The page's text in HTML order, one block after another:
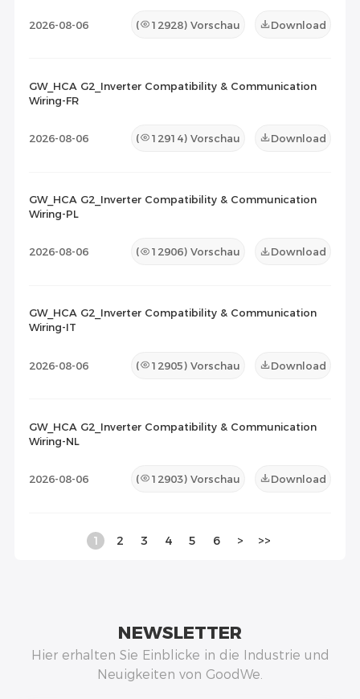
2026-08-06 ( 12928) Vorschau Download
GW_HCA G2_Inverter Compatibility & Communication
Wiring-FR
2026-08-06 ( 12914) Vorschau Download
GW_HCA G2_Inverter Compatibility & Communication
Wiring-PL
2026-08-06 ( 12906) Vorschau Download
GW_HCA G2_Inverter Compatibility & Communication
Wiring-IT
2026-08-06 ( 12905) Vorschau Download
GW_HCA G2_Inverter Compatibility & Communication
Wiring-NL
2026-08-06 ( 12903) Vorschau Download
1 2 3 4 5 6 > >>
NEWSLETTER
Hier erhalten Sie Einblicke in die Industrie und
Neuigkeiten von GoodWe.